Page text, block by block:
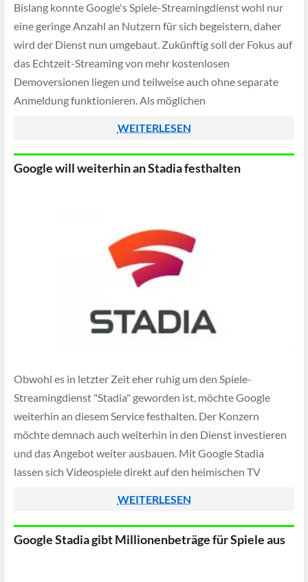
Bislang konnte Google's Spiele-Streamingdienst wohl nur
eine geringe Anzahl an Nutzern für sich begeistern, daher
wird der Dienst nun umgebaut. Zukünftig soll der Fokus auf
das Echtzeit-Streaming von mehr kostenlosen
Demoversionen liegen und teilweise auch ohne separate
Anmeldung funktionieren. Als möglichen
in YouTube, wer also ein Let's Play verfolgt […]
WEITERLESEN
Google will weiterhin an Stadia festhalten
Obwohl es in letzter Zeit eher ruhig um den Spiele-
Streamingdienst "Stadia" geworden ist, möchte Google
weiterhin an diesem Service festhalten. Der Konzern
möchte demnach auch weiterhin in den Dienst investieren
und das Angebot weiter ausbauen. Mit Google Stadia
lassen sich Videospiele direkt auf den heimischen TV
WEITERLESEN
Google Stadia gibt Millionenbeträge für Spiele aus